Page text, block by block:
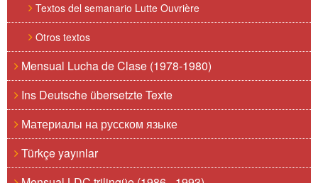
Textos del semanario Lutte Ouvrière
Otros textos
Mensual Lucha de Clase (1978-1980)
Ins Deutsche übersetzte Texte
Материалы на русском языке
Türkçe yayınlar